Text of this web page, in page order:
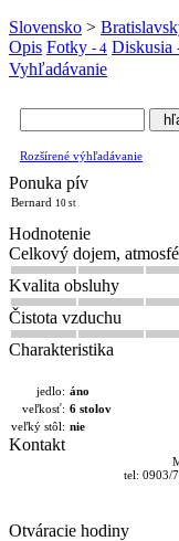
Slovensko >
Opis Fotky - 4 Diskusia
Vyhľadávanie
Rozšírené výhľadávanie
Ponuka pív
Bernard 10 st
Hodnotenie
Celkový dojem,
Kvalita obsluhy
Čistota vzduchu
Charakteristika
jedlo: áno
veľkosť: 6 stolov
veľký stôl: nie
Kontakt
tel: 0903/
Otváracie hodiny